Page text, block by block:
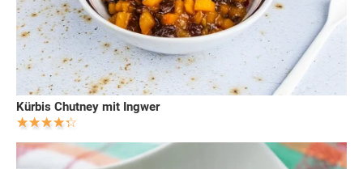
Kürbis Chutney mit Ingwer